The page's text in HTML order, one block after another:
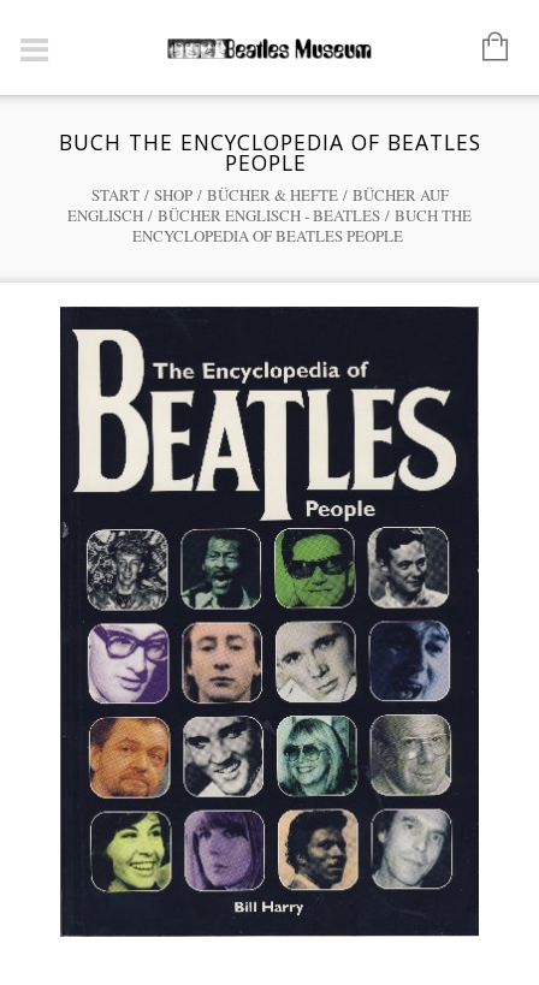
BUCH THE ENCYCLOPEDIA OF BEATLES
PEOPLE
START/ SHOP/ BÜCHER & HEFTE/ BÜCHER AUF
ENGLISCH / BÜCHER ENGLISCH - BEATLES / BUCH THE
ENCYCLOPEDIA OF BEATLES PEOPLE